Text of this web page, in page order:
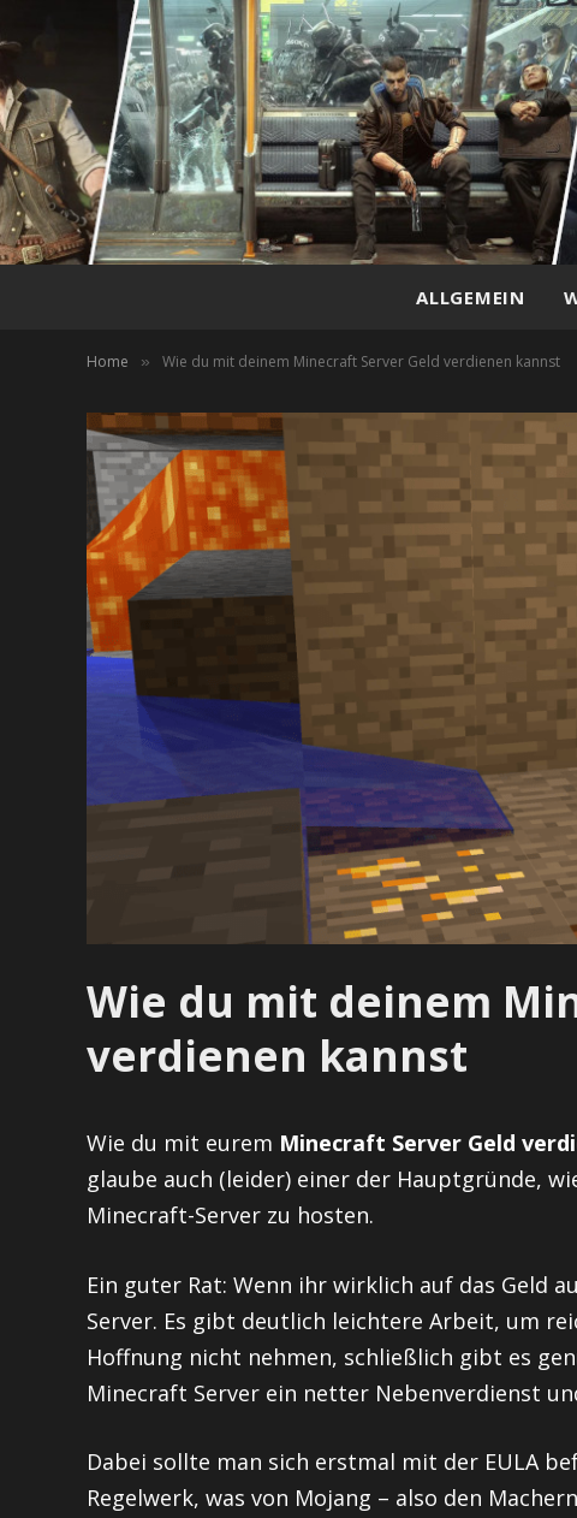
ALLGEMEIN
Home » Wie du mit deinem Minecraft Server Geld verdienen kannst
Wie du mit deinem
verdienen kannst
Wie du mit eurem Minecraft Server Geld
glaube auch (leider) einer der Hauptgründe,
Minecraft-Server zu hosten.
Ein guter Rat: Wenn ihr wirklich auf das Geld
Server. Es gibt deutlich leichtere Arbeit, um
Hoffnung nicht nehmen, schließlich gibt es
Minecraft Server ein netter Nebenverdienst
Dabei sollte man sich erstmal mit der EULA
Regelwerk, was von Mojang – also den